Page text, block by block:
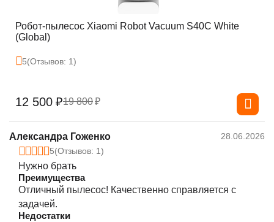
Робот-пылесос Xiaomi Robot Vacuum S40C White
(Global)
5(Отзывов: 1)
12 500 ₽19 800₽
Александра Гоженко
28.06.2026
5(Отзывов: 1)
Нужно брать
Преимущества
Отличный пылесос! Качественно справляется с
задачей.
Недостатки